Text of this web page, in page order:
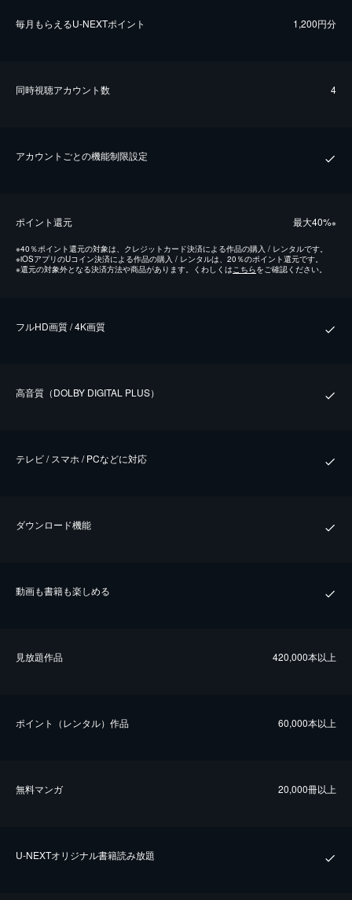
毎⽉もらえるU-NEXTポイント 1,200円分
同時視聴アカウント数 4
アカウントごとの機能制限設定
ポイント還元 最⼤40%※
※40％ポイント還元の対象は、クレジットカード決済による作品の購入 / レンタルです。
※iOSアプリのUコイン決済による作品の購入 / レンタルは、20％のポイント還元です。
※還元の対象外となる決済方法や商品があります。くわしくは こちらをご確認ください。
フルHD画質 / 4K画質
⾼⾳質（DOLBY DIGITAL PLUS）
テレビ / スマホ / PCなどに対応
ダウンロード機能
動画も書籍も楽しめる
⾒放題作品 420,000本以上
ポイント（レンタル）作品 60,000本以上
無料マンガ 20,000冊以上
U-NEXTオリジナル書籍読み放題